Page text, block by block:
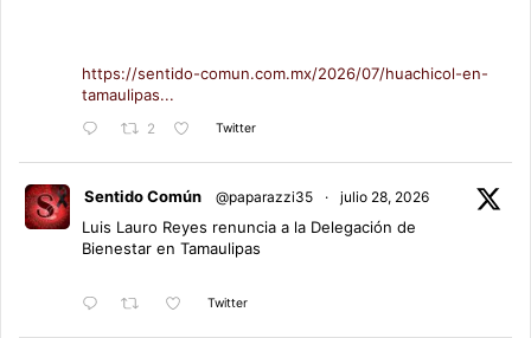
https://sentido-comun.com.mx/2026/07/huachicol-en-
tamaulipas...
2 Twitter
Sentido Común @paparazzi35 · julio 28, 2026
Luis Lauro Reyes renuncia a la Delegación de
Bienestar en Tamaulipas
Twitter